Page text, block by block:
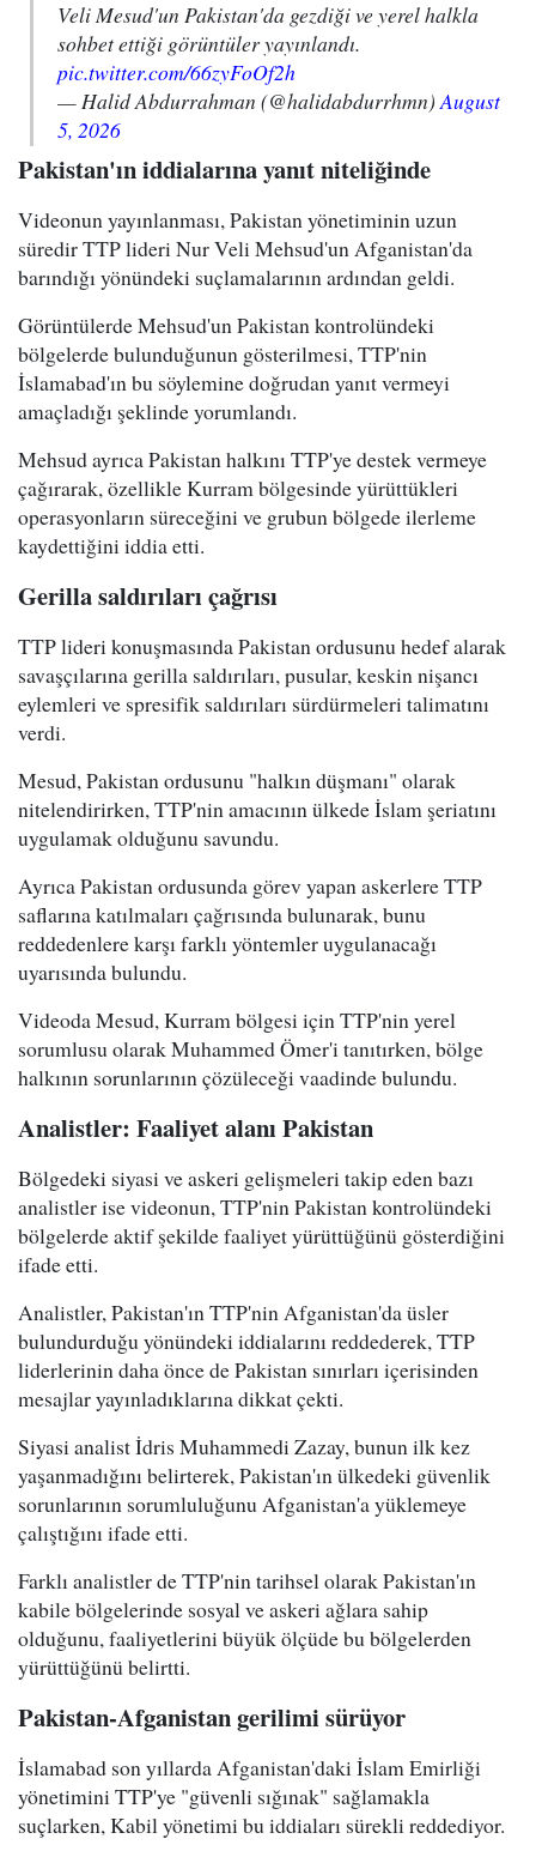
Veli Mesud'un Pakistan'da gezdiği ve yerel halkla
sohbet ettiği görüntüler yayınlandı.
pic.twitter.com/66zyFoOf2h
— Halid Abdurrahman (@halidabdurrhmn)August
5, 2026
Pakistan'ın iddialarına yanıt niteliğinde
Videonun yayınlanması, Pakistan yönetiminin uzun
süredir TTP lideri Nur Veli Mehsud'un Afganistan'da
barındığı yönündeki suçlamalarının ardından geldi.
Görüntülerde Mehsud'un Pakistan kontrolündeki
bölgelerde bulunduğunun gösterilmesi, TTP'nin
İslamabad'ın bu söylemine doğrudan yanıt vermeyi
amaçladığı şeklinde yorumlandı.
Mehsud ayrıca Pakistan halkını TTP'ye destek vermeye
çağırarak, özellikle Kurram bölgesinde yürüttükleri
operasyonların süreceğini ve grubun bölgede ilerleme
kaydettiğini iddia etti.
Gerilla saldırıları çağrısı
TTP lideri konuşmasında Pakistan ordusunu hedef alarak
savaşçılarına gerilla saldırıları, pusular, keskin nişancı
eylemleri ve spresifik saldırıları sürdürmeleri talimatını
verdi.
Mesud, Pakistan ordusunu "halkın düşmanı" olarak
nitelendirirken, TTP'nin amacının ülkede İslam şeriatını
uygulamak olduğunu savundu.
Ayrıca Pakistan ordusunda görev yapan askerlere TTP
saflarına katılmaları çağrısında bulunarak, bunu
reddedenlere karşı farklı yöntemler uygulanacağı
uyarısında bulundu.
Videoda Mesud, Kurram bölgesi için TTP'nin yerel
sorumlusu olarak Muhammed Ömer'i tanıtırken, bölge
halkının sorunlarının çözüleceği vaadinde bulundu.
Analistler: Faaliyet alanı Pakistan
Bölgedeki siyasi ve askeri gelişmeleri takip eden bazı
analistler ise videonun, TTP'nin Pakistan kontrolündeki
bölgelerde aktif şekilde faaliyet yürüttüğünü gösterdiğini
ifade etti.
Analistler, Pakistan'ın TTP'nin Afganistan'da üsler
bulundurduğu yönündeki iddialarını reddederek, TTP
liderlerinin daha önce de Pakistan sınırları içerisinden
mesajlar yayınladıklarına dikkat çekti.
Siyasi analist İdris Muhammedi Zazay, bunun ilk kez
yaşanmadığını belirterek, Pakistan'ın ülkedeki güvenlik
sorunlarının sorumluluğunu Afganistan'a yüklemeye
çalıştığını ifade etti.
Farklı analistler de TTP'nin tarihsel olarak Pakistan'ın
kabile bölgelerinde sosyal ve askeri ağlara sahip
olduğunu, faaliyetlerini büyük ölçüde bu bölgelerden
yürüttüğünü belirtti.
Pakistan-Afganistan gerilimi sürüyor
İslamabad son yıllarda Afganistan'daki İslam Emirliği
yönetimini TTP'ye "güvenli sığınak" sağlamakla
suçlarken, Kabil yönetimi bu iddiaları sürekli reddediyor.